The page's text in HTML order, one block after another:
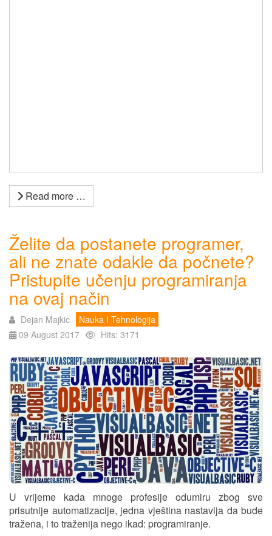
Read more …
Želite da postanete programer,
ali ne znate odakle da počnete?
Pristupite učenju programiranja
na ovaj način
Dejan Majkic
Nauka I Tehnologija
09 August 2017
Hits: 3171
U vrijeme kada mnoge profesije odumiru zbog sve
prisutnije automatizacije, jedna vještina nastavlja da bude
tražena, i to traženija nego ikad: programiranje.